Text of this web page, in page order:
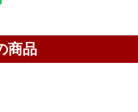
商品